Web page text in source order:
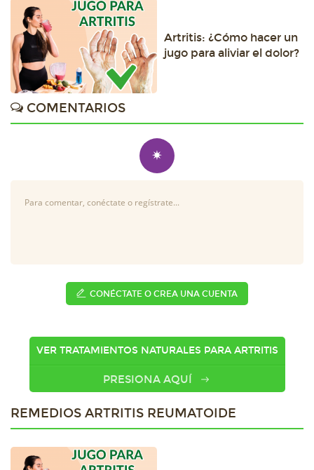
Artritis: ¿Cómo hacer un
jugo para aliviar el dolor?
COMENTARIOS
✷
CONÉCTATE O CREA UNA CUENTA
VER TRATAMIENTOS NATURALES PARA ARTRITIS
PRESIONA AQUÍ
REMEDIOS ARTRITIS REUMATOIDE